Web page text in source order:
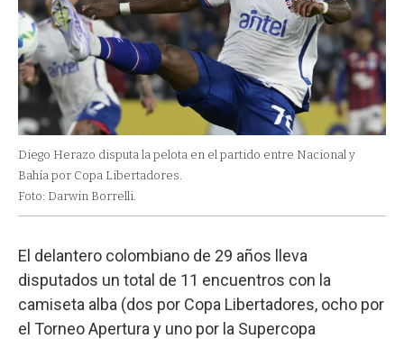
Diego Herazo disputa la pelota en el partido entre Nacional y
Bahía por Copa Libertadores.
Foto: Darwin Borrelli.
El delantero colombiano de 29 años lleva
disputados un total de 11 encuentros con la
camiseta alba (dos por Copa Libertadores, ocho por
el Torneo Apertura y uno por la Supercopa